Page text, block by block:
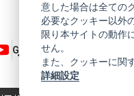
（新（新
GR
GR
の
公
式
公
式
公
意した場合は全ての
必要なクッキー以外
限り本サイトの動作
せん。
また、クッキーに関
詳細設定